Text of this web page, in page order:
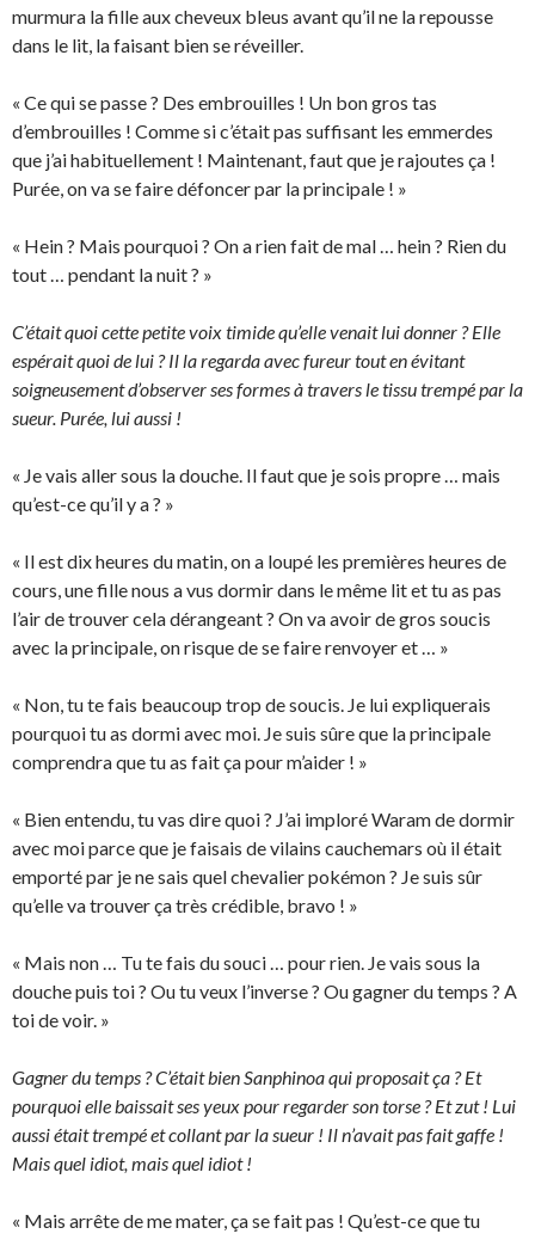
murmura la fille aux cheveux bleus avant qu’il ne la repousse
dans le lit, la faisant bien se réveiller.
« Ce qui se passe ? Des embrouilles ! Un bon gros tas
d’embrouilles ! Comme si c’était pas suffisant les emmerdes
que j’ai habituellement ! Maintenant, faut que je rajoutes ça !
Purée, on va se faire défoncer par la principale ! »
« Hein ? Mais pourquoi ? On a rien fait de mal … hein ? Rien du
tout … pendant la nuit ? »
C’était quoi cette petite voix timide qu’elle venait lui donner ? Elle
espérait quoi de lui ? Il la regarda avec fureur tout en évitant
soigneusement d’observer ses formes à travers le tissu trempé par la
sueur. Purée, lui aussi !
« Je vais aller sous la douche. Il faut que je sois propre … mais
qu’est-ce qu’il y a ? »
« Il est dix heures du matin, on a loupé les premières heures de
cours, une fille nous a vus dormir dans le même lit et tu as pas
l’air de trouver cela dérangeant ? On va avoir de gros soucis
avec la principale, on risque de se faire renvoyer et … »
« Non, tu te fais beaucoup trop de soucis. Je lui expliquerais
pourquoi tu as dormi avec moi. Je suis sûre que la principale
comprendra que tu as fait ça pour m’aider ! »
« Bien entendu, tu vas dire quoi ? J’ai imploré Waram de dormir
avec moi parce que je faisais de vilains cauchemars où il était
emporté par je ne sais quel chevalier pokémon ? Je suis sûr
qu’elle va trouver ça très crédible, bravo ! »
« Mais non … Tu te fais du souci … pour rien. Je vais sous la
douche puis toi ? Ou tu veux l’inverse ? Ou gagner du temps ? A
toi de voir. »
Gagner du temps ? C’était bien Sanphinoa qui proposait ça ? Et
pourquoi elle baissait ses yeux pour regarder son torse ? Et zut ! Lui
aussi était trempé et collant par la sueur ! Il n’avait pas fait gaffe !
Mais quel idiot, mais quel idiot !
« Mais arrête de me mater, ça se fait pas ! Qu’est-ce que tu